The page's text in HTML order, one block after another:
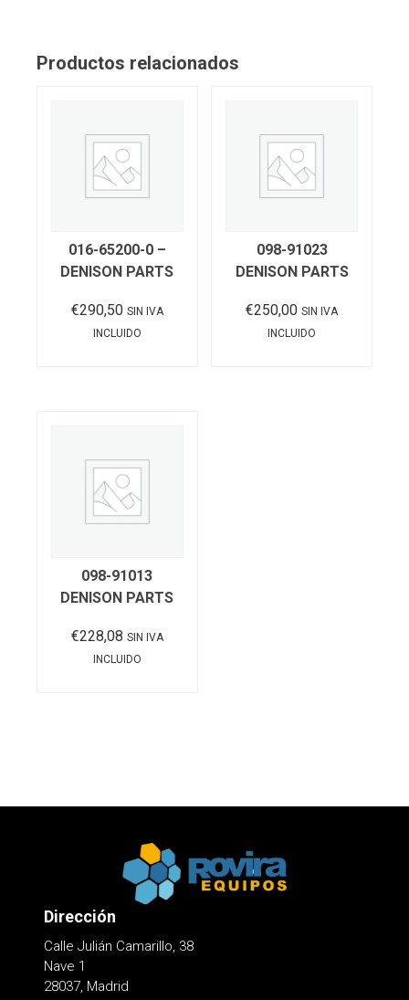
Productos relacionados
016-65200-0 –
DENISON PARTS
€290,50 SIN IVA
INCLUIDO
098-91023
DENISON PARTS
€250,00 SIN IVA
INCLUIDO
098-91013
DENISON PARTS
€228,08 SIN IVA
INCLUIDO
Dirección
Calle Julián Camarillo, 38
Nave 1
28037, Madrid